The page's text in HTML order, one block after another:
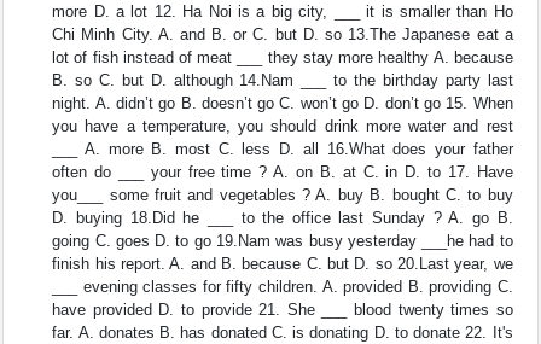
more D. a lot 12. Ha Noi is a big city, ___ it is smaller than Ho
Chi Minh City. A. and B. or C. but D. so 13.The Japanese eat a
lot of fish instead of meat ___ they stay more healthy A. because
B. so C. but D. although 14.Nam ___ to the birthday party last
night. A. didn’t go B. doesn’t go C. won’t go D. don’t go 15. When
you have a temperature, you should drink more water and rest
___ A. more B. most C. less D. all 16.What does your father
often do ___ your free time ? A. on B. at C. in D. to 17. Have
you___ some fruit and vegetables ? A. buy B. bought C. to buy
D. buying 18.Did he ___ to the office last Sunday ? A. go B.
going C. goes D. to go 19.Nam was busy yesterday ___he had to
finish his report. A. and B. because C. but D. so 20.Last year, we
___ evening classes for fifty children. A. provided B. providing C.
have provided D. to provide 21. She ___ blood twenty times so
far. A. donates B. has donated C. is donating D. to donate 22. It's